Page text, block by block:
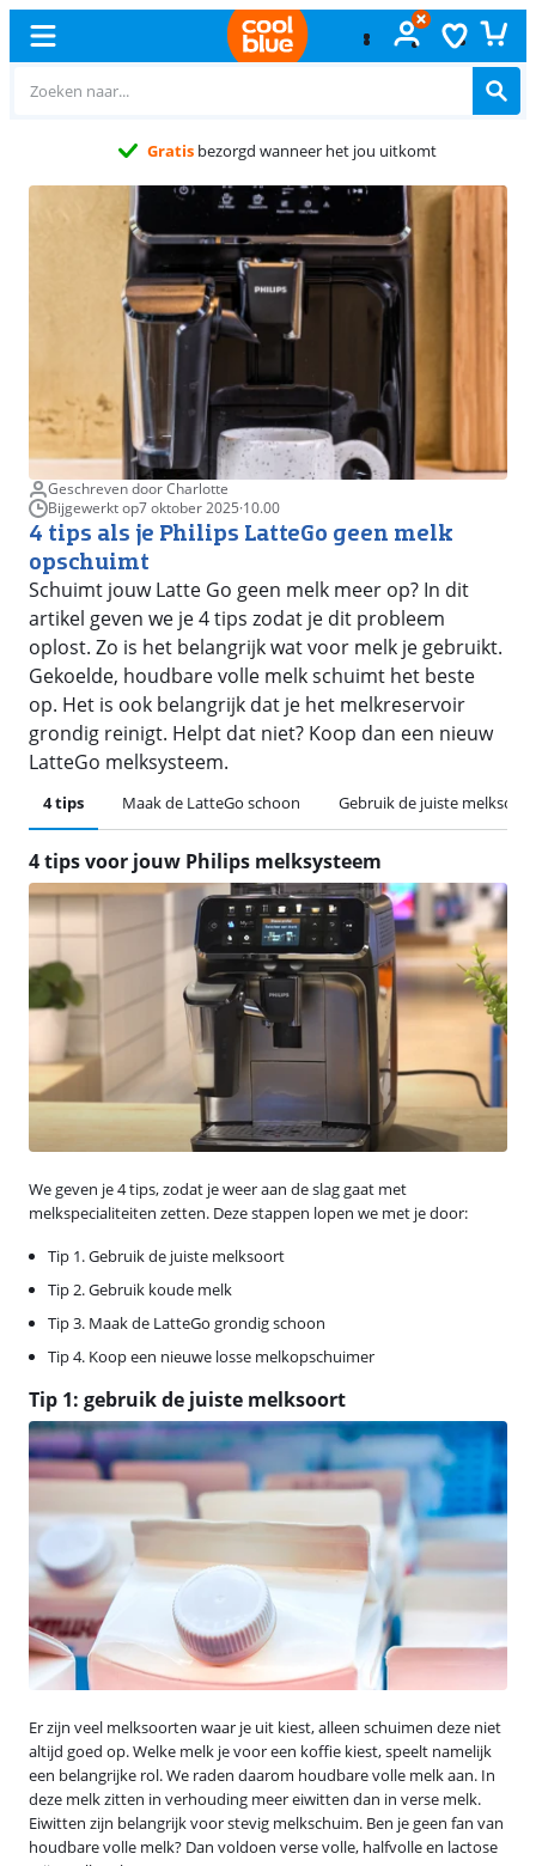
Gratisruilen
Geschreven door Charlotte
Bijgewerkt op7 oktober 2025·10.00
4 tips als je Philips LatteGo geen melk
opschuimt
Schuimt jouw Latte Go geen melk meer op? In dit
artikel geven we je 4 tips zodat je dit probleem
oplost. Zo is het belangrijk wat voor melk je gebruikt.
Gekoelde, houdbare volle melk schuimt het beste
op. Het is ook belangrijk dat je het melkreservoir
grondig reinigt. Helpt dat niet? Koop dan een nieuw
LatteGo melksysteem.
4 tips Maak de LatteGo schoon Gebruik de juiste melksoort
4 tips voor jouw Philips melksysteem
We geven je 4 tips, zodat je weer aan de slag gaat met
melkspecialiteiten zetten. Deze stappen lopen we met je door:
Tip 1. Gebruik de juiste melksoort
Tip 2. Gebruik koude melk
Tip 3. Maak de LatteGo grondig schoon
Tip 4. Koop een nieuwe losse melkopschuimer
Tip 1: gebruik de juiste melksoort
Er zijn veel melksoorten waar je uit kiest, alleen schuimen deze niet
altijd goed op. Welke melk je voor een koffie kiest, speelt namelijk
een belangrijke rol. We raden daarom houdbare volle melk aan. In
deze melk zitten in verhouding meer eiwitten dan in verse melk.
Eiwitten zijn belangrijk voor stevig melkschuim. Ben je geen fan van
houdbare volle melk? Dan voldoen verse volle, halfvolle en lactose